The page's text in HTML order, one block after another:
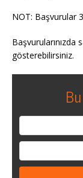
NOT: Başvurular
gösterebilirsiniz.